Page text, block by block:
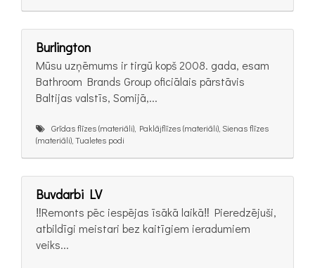
Burlington
Mūsu uzņēmums ir tirgū kopš 2008. gada, esam
Bathroom Brands Group oficiālais pārstāvis
Baltijas valstīs, Somijā,...
Grīdas flīzes (materiāli), Paklājflīzes (materiāli), Sienas flīzes
(materiāli), Tualetes podi
Buvdarbi LV
‼️Remonts pēc iespējas īsākā laikā‼️ Pieredzējuši,
atbildīgi meistari bez kaitīgiem ieradumiem
veiks...